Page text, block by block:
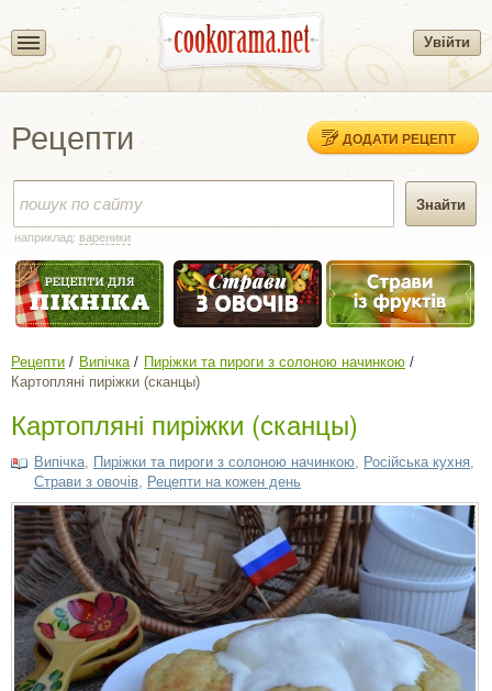
Увійти
Рецепти ДОДАТИ РЕЦЕПТ
наприклад: вареники
Рецепти Випічка
Пиріжки та пироги з солоною начинкою
Картопляні пиріжки (сканцы)
Картопляні пиріжки (сканцы)
Випічка Пиріжки та пироги з солоною начинкою Російська кухня
Страви з овочів Рецепти на кожен день